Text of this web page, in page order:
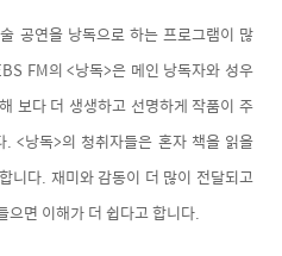
공연을 낭독으로 하는 프로그램이 많
FM의 <낭독>은 메인 낭독자와 성우
보다 더 생생하고 선명하게 작품이 주
<낭독>의 청취자들은 혼자 책을 읽을
니다. 재미와 감동이 더 많이 전달되고
으면 이해가 더 쉽다고 합니다.